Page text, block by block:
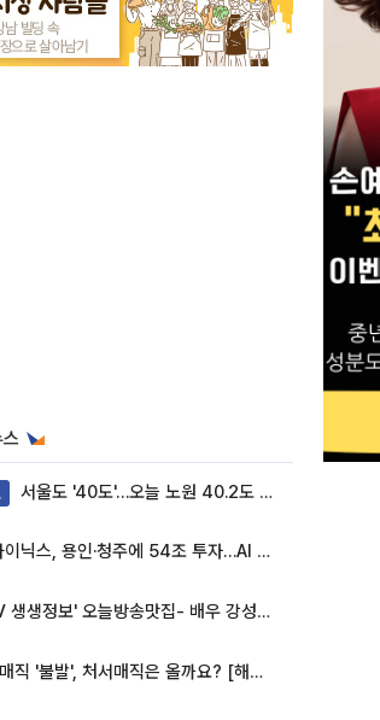
서울도 '40도'…오늘 노원 40.2도 기록
SK하이닉스, 용인·청주에 54조 투자…AI 메모리 생산기지 키운다
'2TV 생생정보' 오늘방송맛집- 배우 강성진 단골! 쌀국수ㆍ푸팟퐁 커리 맛집 '블○○○'
입추매직 '불발', 처서매직은 올까요? [해시태그]